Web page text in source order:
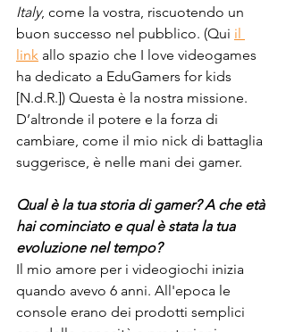
Italy, come la vostra, riscuotendo un
buon successo nel pubblico. (Qui il
link allo spazio che I love videogames
ha dedicato a EduGamers for kids
[N.d.R.]) Questa è la nostra missione.
D’altronde il potere e la forza di
cambiare, come il mio nick di battaglia
suggerisce, è nelle mani dei gamer.
Qual è la tua storia di gamer? A che età
hai cominciato e qual è stata la tua
evoluzione nel tempo?
Il mio amore per i videogiochi inizia
quando avevo 6 anni. All'epoca le
console erano dei prodotti semplici